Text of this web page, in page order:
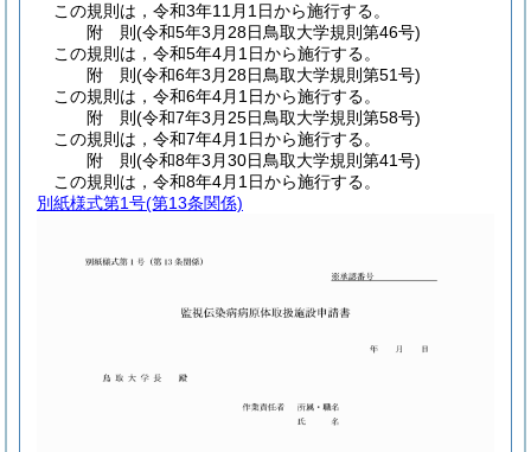
この規則は，令和3年11月1日から施行する。
附 則(令和5年3月28日鳥取大学規則第46号)
この規則は，令和5年4月1日から施行する。
附 則(令和6年3月28日鳥取大学規則第51号)
この規則は，令和6年4月1日から施行する。
附 則(令和7年3月25日鳥取大学規則第58号)
この規則は，令和7年4月1日から施行する。
附 則(令和8年3月30日鳥取大学規則第41号)
この規則は，令和8年4月1日から施行する。
別紙様式第1号(第13条関係)